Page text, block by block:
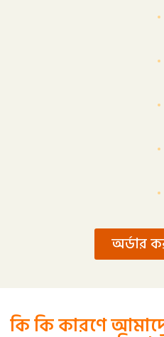
অর্ডার
কি কি কারণে